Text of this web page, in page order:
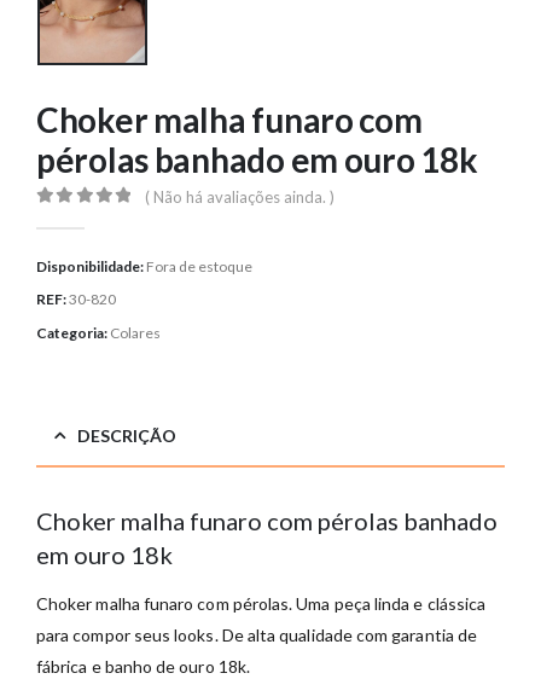
Choker malha funaro com
pérolas banhado em ouro 18k
( Não há avaliações ainda. )
Disponibilidade: Fora de estoque
REF:30-820
Categoria: Colares
DESCRIÇÃO
Choker malha funaro com pérolas banhado
em ouro 18k
Choker malha funaro com pérolas. Uma peça linda e clássica
para compor seus looks. De alta qualidade com garantia de
fábrica e banho de ouro 18k.